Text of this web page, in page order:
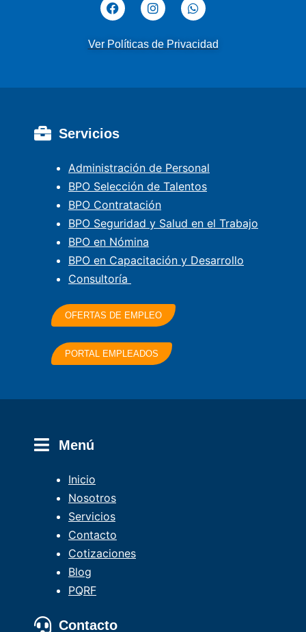
Ver Políticas de Privacidad
Servicios
Administración de Personal
BPO Selección de Talentos
BPO Contratación
BPO Seguridad y Salud en el Trabajo
BPO en Nómina
BPO en Capacitación y Desarrollo
Consultoría
OFERTAS DE EMPLEO
PORTAL EMPLEADOS
Menú
Inicio
Nosotros
Servicios
Contacto
Cotizaciones
Blog
PQRF
Contacto